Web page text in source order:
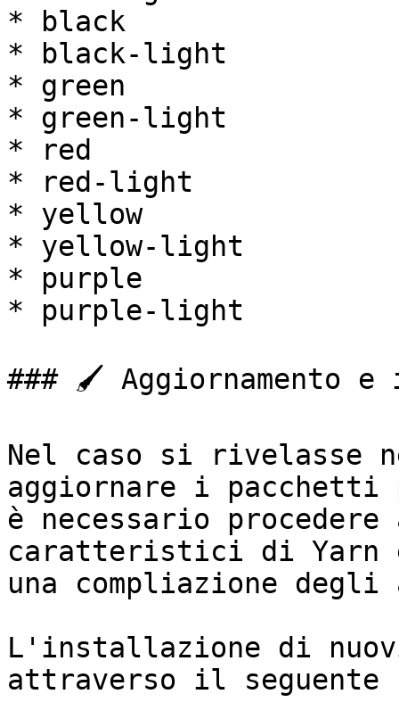
* black
* black-light
* green
* green-light
* red
* red-light
* yellow
* yellow-light
* purple
* purple-light
### 🖌️ Aggiornamento
Nel caso si rivelasse
aggiornare i
è necessario
caratteristici di Yarn e
una compliazione degli
L'installazione di
attraverso il seguente